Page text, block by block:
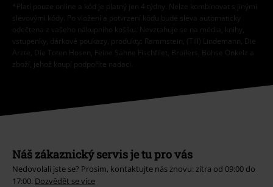
*Platí pouze online a kód je platný jen 4 týdny. Nelze kombinovat s jinými
slevovými kódy. Po vložení a potvrzení kódu bude sleva automaticky
odečtena z vašeho nákupního košíku. Nevztahuje se na média, knihy,
vstupenky, dárkové poukazy, produkty: Rammstein, (Till) Lindemann, Die
Ärzte, Die Toten Hosen, Feine Sahne Fischfilet, Broilers, Böhse Onkelz a
zboží, jehož koupí podpoříte nadaci.
Náš zákaznický servis je tu pro vás
Nedovolali jste se? Prosím, kontaktujte nás znovu: zítra od 09:00 do
17:00. Dozvědět se více